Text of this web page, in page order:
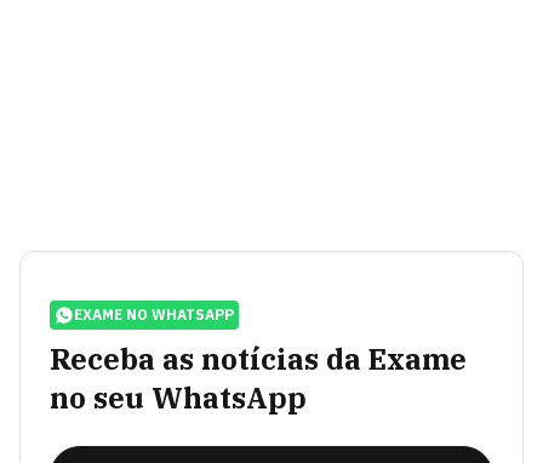
EXAME NO WHATSAPP
Receba as notícias da Exame
no seu WhatsApp